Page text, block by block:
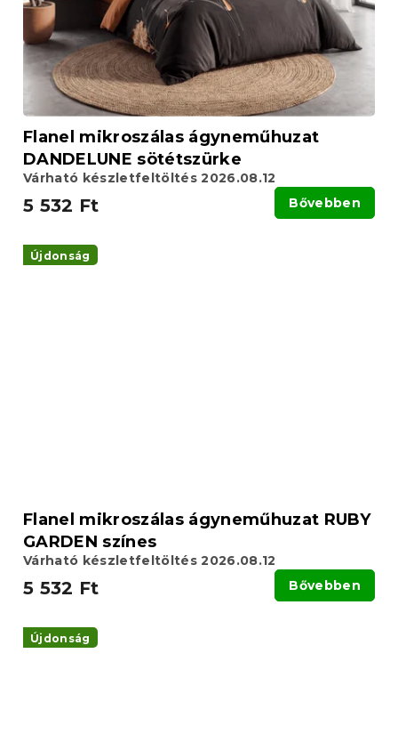
Flanel mikroszálas ágyneműhuzat
DANDELUNE sötétszürke
Várható készletfeltöltés 2026.08.12
5 532 Ft Bővebben
Újdonság
Flanel mikroszálas ágyneműhuzat RUBY
GARDEN színes
Várható készletfeltöltés 2026.08.12
5 532 Ft Bővebben
Újdonság